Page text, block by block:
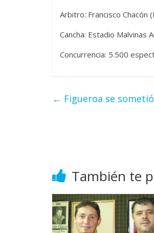
Arbitro: Francisco Chacón
Cancha: Estadio Malvinas
Concurrencia: 5.500
← Figueroa se
También te